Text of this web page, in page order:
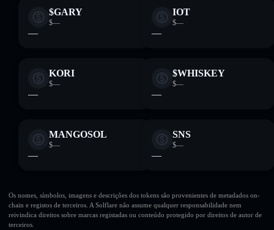
$GARY
$—
—
IOT
$—
—
KORI
$—
—
$WHISKEY
$—
—
MANGOSOL
$—
—
SNS
$—
—
Os nomes, símbolos, imagens e descrições dos tokens são provenientes de metadados on-
chain e registos de terceiros. A Solflare não assume qualquer responsabilidade nem
reivindica direitos sobre marcas registadas ou conteúdo protegido por direitos de autor de
terceiros.